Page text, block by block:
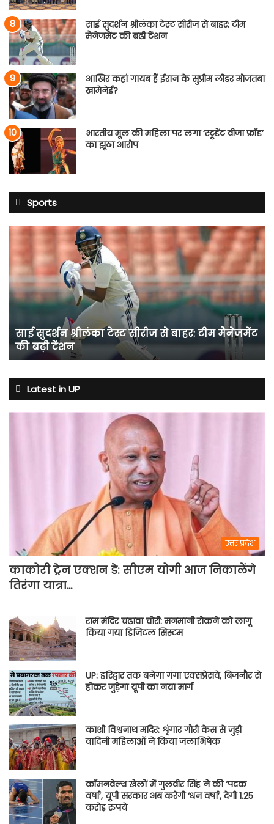
साई सुदर्शन श्रीलंका टेस्ट सीरीज से बाहर: टीम
मैनेजमेंट की बढ़ी टेंशन
आखिर कहां गायब हैं ईरान के सुप्रीम लीडर मोजतबा
खामेनेई?
भारतीय मूल की महिला पर लगा ‘स्टूडेंट वीजा फ्रॉड’
का झूठा आरोप
Sports
साई
श्रीलंका
सीरीज
से
मैनेजमेंट
की
बढ़ी
साई सुदर्शन श्रीलंका टेस्ट सीरीज से बाहर: टीम मैनेजमेंट
की बढ़ी टेंशन
Latest in UP
उत्तर प्रदेश
काकोरी ट्रेन एक्शन डे: सीएम योगी आज निकालेंगे
तिरंगा यात्रा…
राम मंदिर चढ़ावा चोरी: मनमानी रोकने को लागू
किया गया डिजिटल सिस्टम
UP: हरिद्वार तक बनेगा गंगा एक्सप्रेसवे, बिजनौर से
होकर जुड़ेगा यूपी का नया मार्ग
काशी विश्वनाथ मदिर: शृंगार गौरी केस से जुड़ी
वादिनी महिलाओं ने किया जलाभिषेक
कॉमनवेल्थ खेलों में गुलवीर सिंह ने की ‘पदक
वर्षा’, यूपी सरकार अब करेगी ‘धन वर्षा’, देगी 1.25
करोड़ रुपये